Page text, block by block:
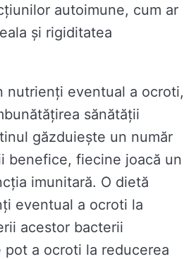
autoimune, cum ar
și rigiditatea
nutrienți eventual a ocroti,
sănătății
găzduiește un număr
benefice, fiecine joacă un
imunitară. O dietă
eventual a ocroti la
acestor bacterii
a ocroti la reducerea